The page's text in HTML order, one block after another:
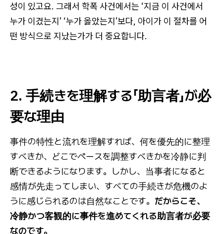
성이 있고요. 그래서 학폭 사건에서는 ‘지금 이 사건에서
누가 이겼는지’ ‘누가 옳았는지’보다, 아이가 이 절차를 어
떤 방식으로 지났는가가 더 중요합니다.
2. 手続きを理解する「助言者」が必
要な理由
事件の特性と流れを理解すれば、何を優先的に整理
すべきか、どこでペースを調整すべきかを冷静に判
断できるようになります。しかし、当事者になると
感情が先走ってしまい、すべての手続きが危機のよ
うに感じられるのは自然なことです。 だからこそ、
冷静かつ客観的に事件を進めてくれる助言者が必要
なのです。